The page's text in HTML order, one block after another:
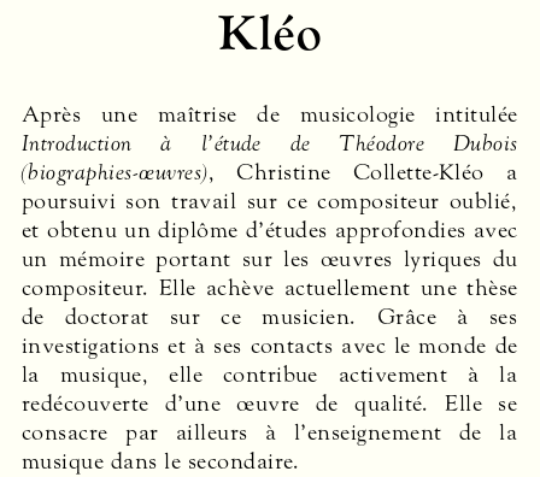
Kléo
Après une maîtrise de musicologie intitulée
Introduction à l’étude de Théodore Dubois
(biographies-œuvres), Christine Collette-Kléo a
poursuivi son travail sur ce compositeur oublié,
et obtenu un diplôme d’études approfondies avec
un mémoire portant sur les œuvres lyriques du
compositeur. Elle achève actuellement une thèse
de doctorat sur ce musicien. Grâce à ses
investigations et à ses contacts avec le monde de
la musique, elle contribue activement à la
redécouverte d’une œuvre de qualité. Elle se
consacre par ailleurs à l’enseignement de la
musique dans le secondaire.